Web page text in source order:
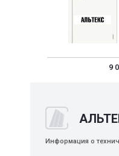
9
Информация о